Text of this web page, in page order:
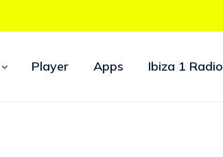
Player Apps Ibiza 1 Radio